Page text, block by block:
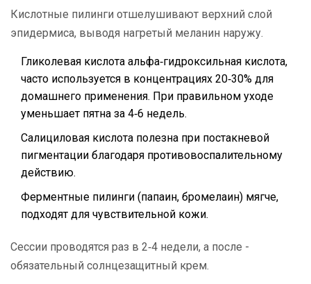
Кислотные пилинги отшелушивают верхний слой
эпидермиса, выводя нагретый меланин наружу.
Гликолевая кислота альфа‑гидроксильная кислота,
часто используется в концентрациях 20‑30% для
домашнего применения. При правильном уходе
уменьшает пятна за 4‑6 недель.
Салициловая кислота полезна при постакневой
пигментации благодаря противовоспалительному
действию.
Ферментные пилинги (папаин, бромелаин) мягче,
подходят для чувствительной кожи.
Сессии проводятся раз в 2‑4 недели, а после -
обязательный солнцезащитный крем.